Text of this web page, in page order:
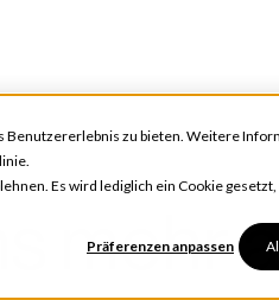
zu bieten. Weitere
.
Es wird lediglich ein Cookie
Präferenzen anpassen
mehr